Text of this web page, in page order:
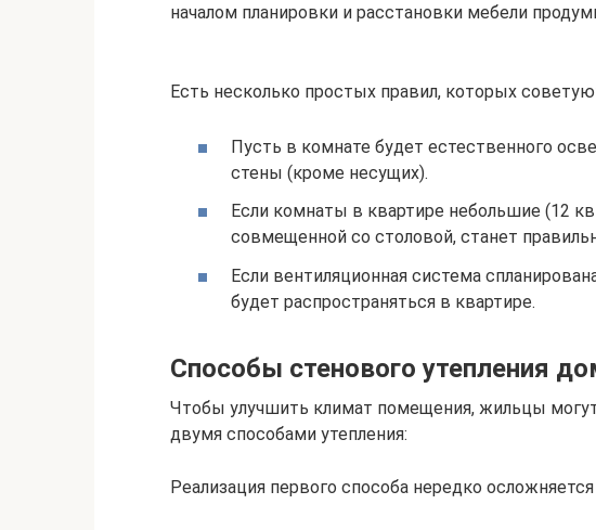
началом планировки и расстановки мебели
Есть несколько простых правил, которых
Пусть в комнате будет естественного
стены (кроме несущих).
Если комнаты в квартире небольшие (12
совмещенной со столовой, станет
Если вентиляционная система
будет распространяться в квартире.
Способы стенового утепления
Чтобы улучшить климат помещения, жильцы
двумя способами утепления:
Реализация первого способа нередко